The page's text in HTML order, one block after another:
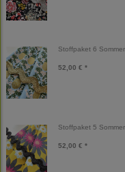
Stoffpaket 6
52,00 € *
Stoffpaket 5
52,00 € *